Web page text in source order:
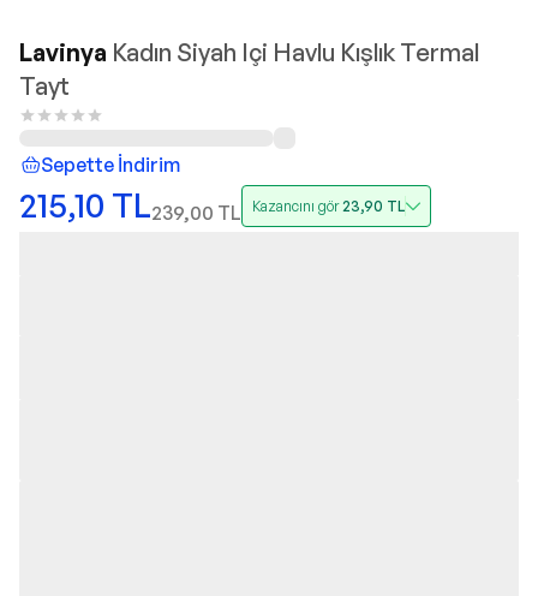
Lavinya Kadın Siyah Içi Havlu Kışlık Termal
Tayt
Sepette İndirim
215,10 TL239,00 TL Kazancını gör23,90 TL